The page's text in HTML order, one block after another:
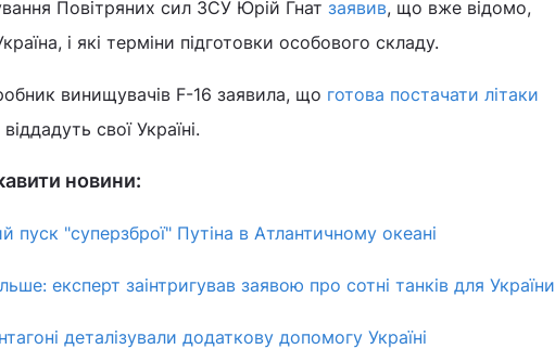
Повітряних сил ЗСУ Юрій Гнат заявив, що вже відомо,
і які терміни підготовки особового складу.
винищувачів F-16 заявила, що готова постачати літаки
віддадуть свої Україні.
новини:
пуск "суперзброї" Путіна в Атлантичному океані
експерт заінтригував заявою про сотні танків для України
деталізували додаткову допомогу Україні